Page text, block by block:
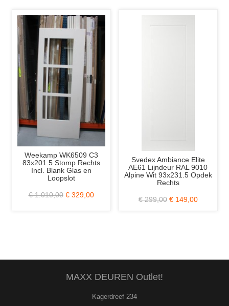
Weekamp WK6509 C3
83x201.5 Stomp Rechts
Incl. Blank Glas en
Loopslot
€ 1.010,00 € 329,00
Svedex Ambiance Elite
AE61 Lijndeur RAL 9010
Alpine Wit 93x231.5 Opdek
Rechts
€ 299,00 € 149,00
MAXX DEUREN Outlet!
Kagerdreef 234